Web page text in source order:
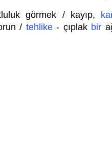
görmek / kayıp,
/ tehlike- çıplak bir